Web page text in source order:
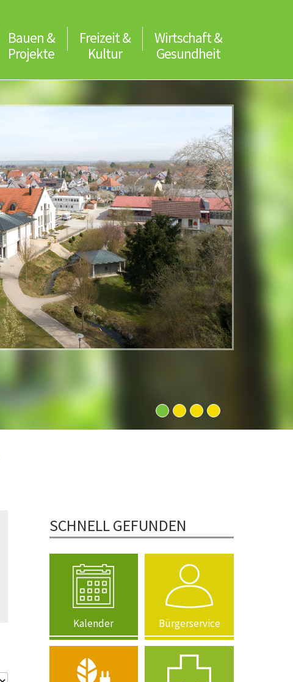
Bauen &
Projekte
Freizeit &
Kultur
Wirtschaft &
Gesundheit
SCHNELL GEFUNDEN
Kalender Bürgerservice